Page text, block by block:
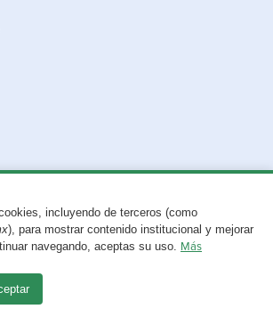
incluyendo de terceros (como
), para mostrar contenido institucional y mejorar
navegando, aceptas su uso. Más
con esta página?Repórtalo aquí.